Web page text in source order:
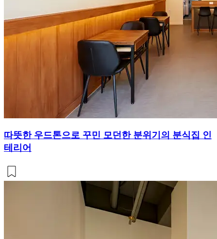
따뜻한 우드톤으로 꾸민 모던한 분위기의 분식집 인
테리어